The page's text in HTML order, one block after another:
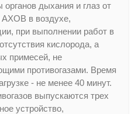
дыхания и глаз от
АХОВ в воздухе,
при выполнении работ в
кислорода, а
примесей, не
противогазами. Время
- не менее 40 минут.
выпускаются трех
устройство,